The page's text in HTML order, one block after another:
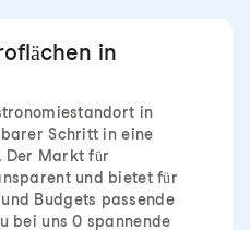
in
in
Schritt in eine
Der Markt für
und bietet für
Budgets passende
bei uns 0 spannende